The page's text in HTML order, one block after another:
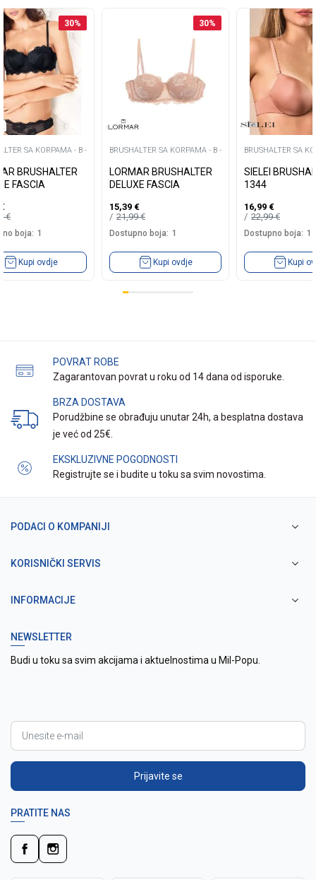
30%
SA KORPAMA - B -
BRUSHALTER
FASCIA
€
€
boja: 1
Kupi ovdje
30%
BRUSHALTER SA KORPAMA - B -
LORMAR BRUSHALTER
DELUXE FASCIA
15,39 €
21,99€
Dostupno boja: 1
Kupi ovdje
BRUSHALTER SA
SIELEI
1344
16,99 €
22,99€
Dostupno boja: 1
Kupi
POVRAT ROBE
Zagarantovan povrat u roku od 14 dana od isporuke.
BRZA DOSTAVA
Porudžbine se obrađuju unutar 24h, a besplatna dostava
je već od 25€.
EKSKLUZIVNE POGODNOSTI
Registrujte se i budite u toku sa svim novostima.
PODACI O KOMPANIJI
KORISNIČKI SERVIS
INFORMACIJE
NEWSLETTER
Budi u toku sa svim akcijama i aktuelnostima u Mil-Popu.
Prijavite se
PRATITE NAS